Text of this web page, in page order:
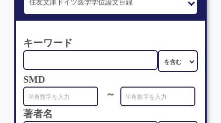
キーワード
SMD
～
著者名